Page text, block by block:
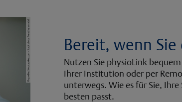
Bereit, wenn Sie
Nutzen Sie physioLink
Ihrer Institution oder per
unterwegs. Wie es für Sie,
besten passt.